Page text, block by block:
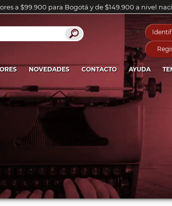
a $99.900 para Bogotá y de $149.900 a nivel
NOVEDADES CONTACTO AYUDA